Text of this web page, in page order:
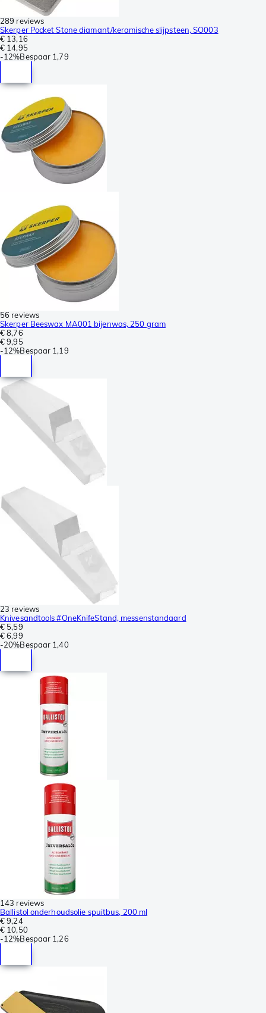
289 reviews
Skerper Pocket Stone diamant/keramische slijpsteen, SO003
€ 13,16
€ 14,95
-12%Bespaar 1,79
56 reviews
Skerper Beeswax MA001 bijenwas, 250 gram
€ 8,76
€ 9,95
-12%Bespaar 1,19
23 reviews
Knivesandtools #OneKnifeStand, messenstandaard
€ 5,59
€ 6,99
-20%Bespaar 1,40
143 reviews
Ballistol onderhoudsolie spuitbus, 200 ml
€ 9,24
€ 10,50
-12%Bespaar 1,26